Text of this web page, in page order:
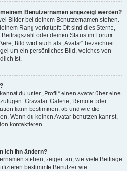
Benutzernamen angezeigt werden?
Bilder bei deinem Benutzernamen stehen.
Rang verknüpft: Oft sind dies Sterne,
oder deinen Status im Forum
Bild wird auch als „Avatar“ bezeichnet.
um ein persönliches Bild, welches von
ist.
du unter „Profil“ einen Avatar über eine
Gravatar, Galerie, Remote oder
kann bestimmen, ob und wie die
Wenn du keinen Avatar benutzen kannst,
kontaktieren.
ich ihn ändern?
stehen, zeigen an, wie viele Beiträge
bestimmte Benutzer wie